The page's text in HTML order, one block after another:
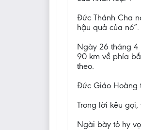
Đức Thánh Cha
hậu quả của nó”.
Ngày 26 tháng 4
90 km về phía
theo.
Đức Giáo Hoàng
Trong lời kêu
Ngài bày tỏ hy